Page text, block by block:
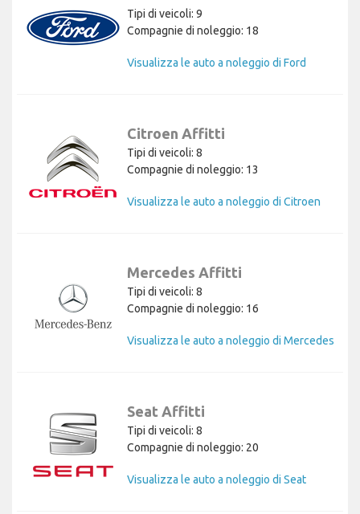
Tipi di veicoli: 9
Compagnie di noleggio: 18
Visualizza le auto a noleggio di Ford
Citroen Affitti
Tipi di veicoli: 8
Compagnie di noleggio: 13
Visualizza le auto a noleggio di Citroen
Mercedes Affitti
Tipi di veicoli: 8
Compagnie di noleggio: 16
Visualizza le auto a noleggio di Mercedes
Seat Affitti
Tipi di veicoli: 8
Compagnie di noleggio: 20
Visualizza le auto a noleggio di Seat